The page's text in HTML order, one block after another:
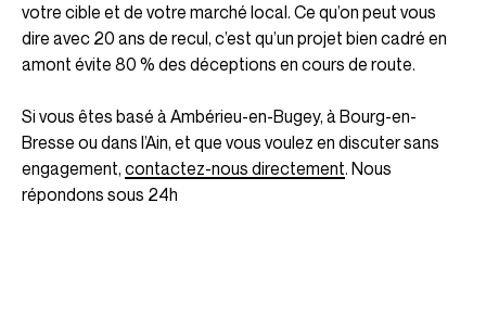
votre cible et de votre marché local. Ce qu’on peut vous
dire avec 20 ans de recul, c’est qu’un projet bien cadré en
amont évite 80 % des déceptions en cours de route.
Si vous êtes basé à Ambérieu-en-Bugey, à Bourg-en-
Bresse ou dans l’Ain, et que vous voulez en discuter sans
engagement, contactez-nous directement. Nous
répondons sous 24h